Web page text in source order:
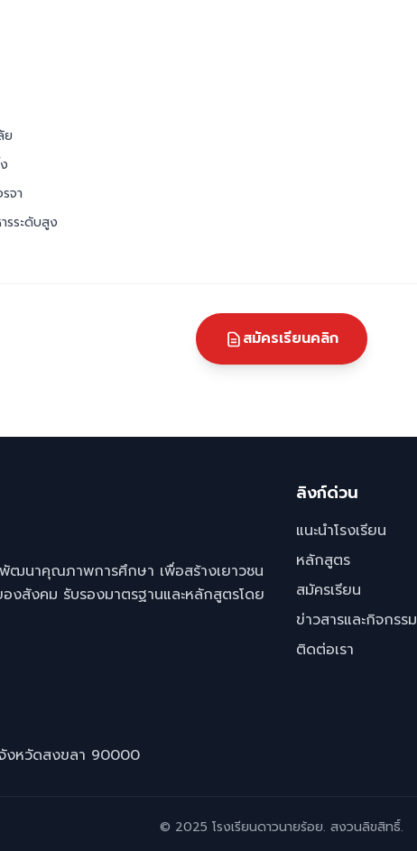
ย
จา
รระดับสูง
สมัครเรียนคลิก
ฒนาคุณภาพการศึกษา เพื่อสร้างเยาวชน
งสังคม รับรองมาตรฐานและหลักสูตรโดย
งหวัดสงขลา 90000
ลิงก์ด่วน
แนะนำโรงเรียน
หลักสูตร
สมัครเรียน
ข่าวสารและกิจกรรม
ติดต่อเรา
© 2025 โรงเรียนดาวนายร้อย. สงวนลิขสิทธิ์.